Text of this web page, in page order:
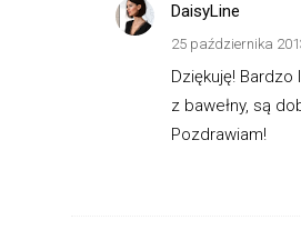
DaisyLine
25 października
Dziękuję!
z bawełny, są
Pozdrawiam!